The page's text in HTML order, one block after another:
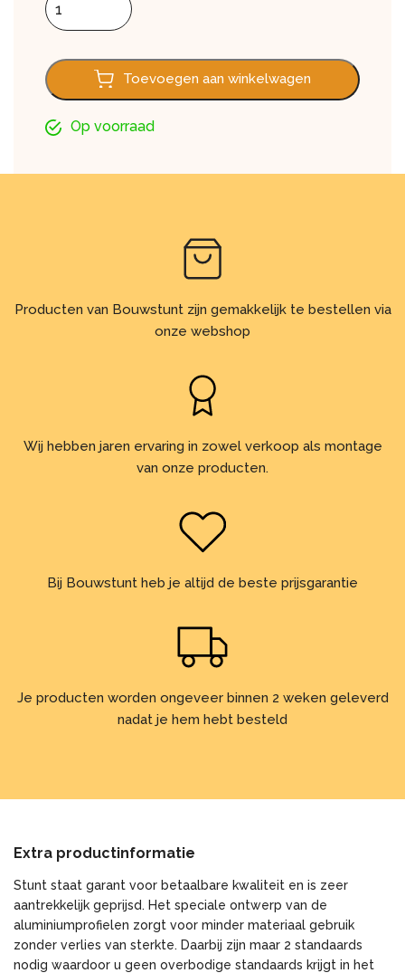
Toevoegen aan winkelwagen
Op voorraad
Producten van Bouwstunt zijn gemakkelijk te bestellen via
onze webshop
Wij hebben jaren ervaring in zowel verkoop als montage
van onze producten.
Bij Bouwstunt heb je altijd de beste prijsgarantie
Je producten worden ongeveer binnen 2 weken geleverd
nadat je hem hebt besteld
Extra productinformatie
Stunt staat garant voor betaalbare kwaliteit en is zeer
aantrekkelijk geprijsd. Het speciale ontwerp van de
aluminiumprofielen zorgt voor minder materiaal gebruik
zonder verlies van sterkte. Daarbij zijn maar 2 standaards
nodig waardoor u geen overbodige standaards krijgt in het